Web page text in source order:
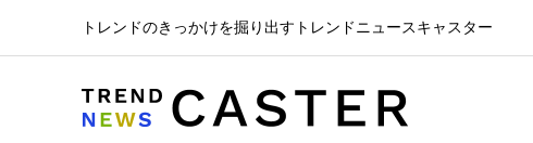
トレンドのきっかけを掘り出すトレンドニュースキャスター